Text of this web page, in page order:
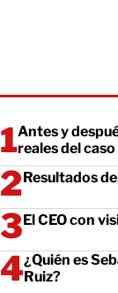
Antes y
reales del caso
Resultados
El CEO con
¿Quién es
Ruiz?